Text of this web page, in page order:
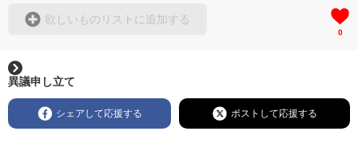
欲しいものリストに追加する
0
異議申し立て
シェアして応援する ポストして応援する